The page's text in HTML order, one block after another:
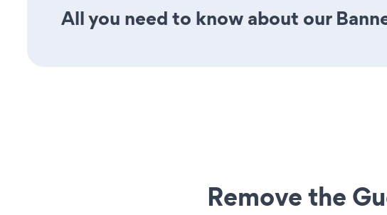
All you need to know about our
Remove the